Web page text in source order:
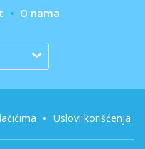
O nama
Uslovi korišćenja